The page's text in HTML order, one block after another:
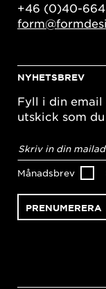
+46 (0)40-664
NYHETSBREV
Fyll i din
utskick som
postadress*
Månadsbrev